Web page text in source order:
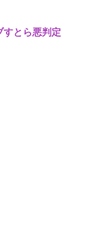
く、いつも打
合な真実
すとら悪判定